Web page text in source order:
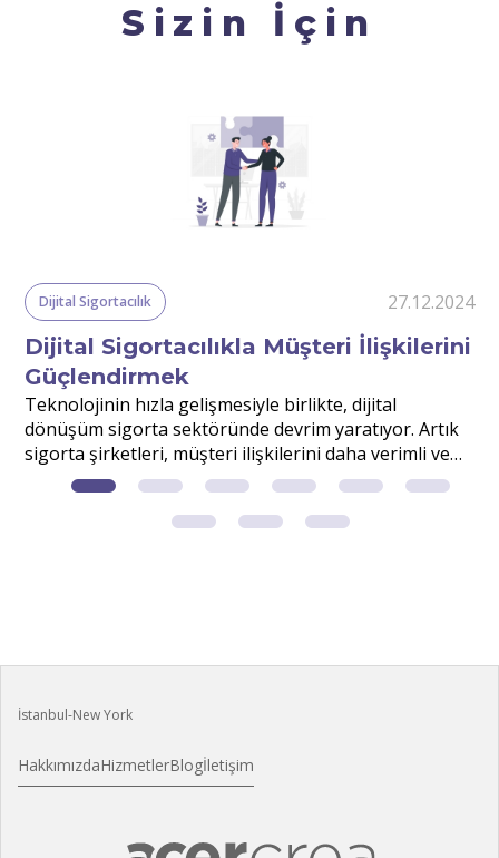
Sizin İçin
Dijital Sigortacılık 27.12.2024
Dijital Sigortacılıkla Müşteri İlişkilerini
Güçlendirmek
Teknolojinin hızla gelişmesiyle birlikte, dijital
dönüşüm sigorta sektöründe devrim yaratıyor. Artık
sigorta şirketleri, müşteri ilişkilerini daha verimli ve
etkili yönetmek için dijital çözümlerden faydalanıyor.
İstanbul-New York
HakkımızdaHizmetlerBlogİletişim